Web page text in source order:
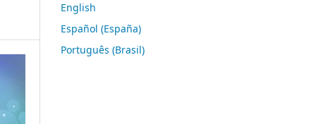
English
Español (España)
Português (Brasil)